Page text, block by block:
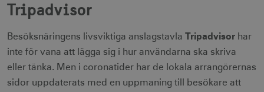
Tripadvisor
Besöksnäringens livsviktiga anslagstavla Tripadvisor har
inte för vana att lägga sig i hur användarna ska skriva
eller tänka. Men i coronatider har de lokala arrangörernas
sidor uppdaterats med en uppmaning till besökare att